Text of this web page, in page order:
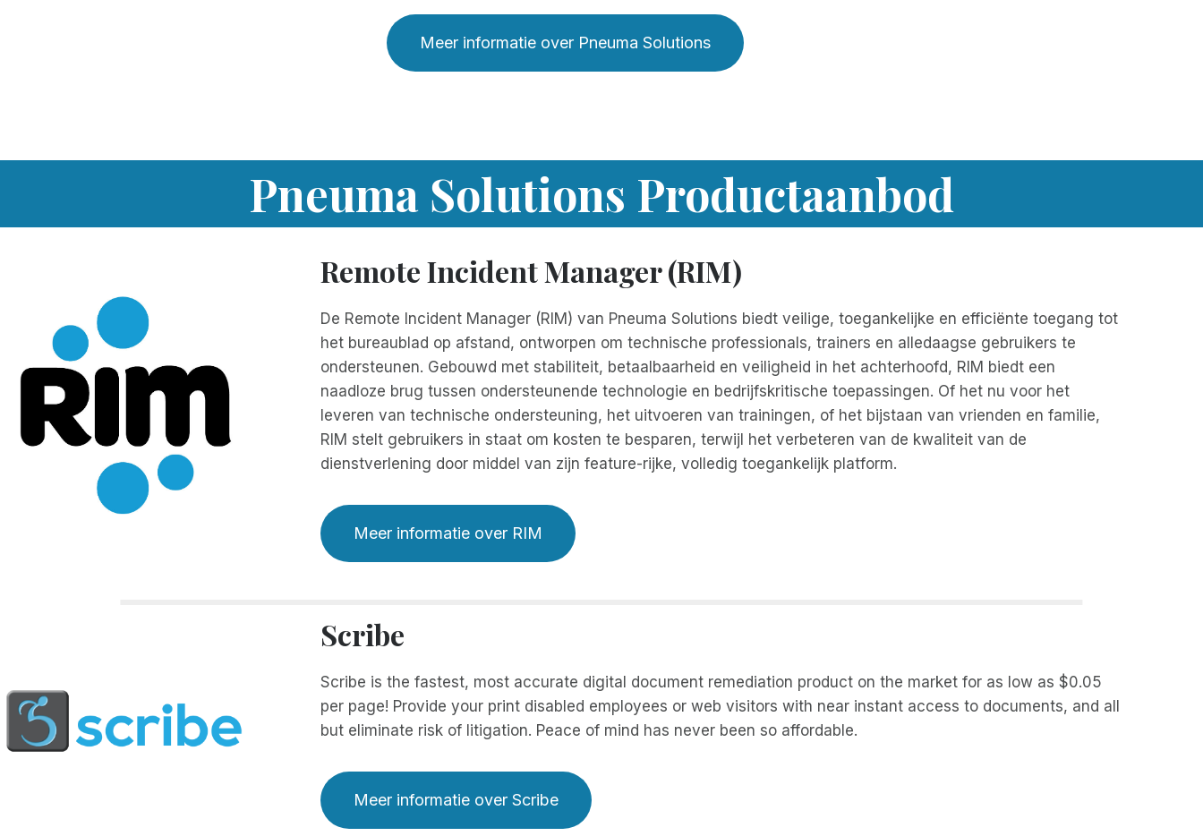
Meer informatie over Pneuma Solutions
Pneuma Solutions Productaanbod
Remote Incident Manager (RIM)
De Remote Incident Manager (RIM) van Pneuma Solutions biedt veilige, toegankelijke en efficiënte toegang tot
het bureaublad op afstand, ontworpen om technische professionals, trainers en alledaagse gebruikers te
ondersteunen. Gebouwd met stabiliteit, betaalbaarheid en veiligheid in het achterhoofd, RIM biedt een
naadloze brug tussen ondersteunende technologie en bedrijfskritische toepassingen. Of het nu voor het
leveren van technische ondersteuning, het uitvoeren van trainingen, of het bijstaan van vrienden en familie,
RIM stelt gebruikers in staat om kosten te besparen, terwijl het verbeteren van de kwaliteit van de
dienstverlening door middel van zijn feature-rijke, volledig toegankelijk platform.
Meer informatie over RIM
Scribe
Scribe is the fastest, most accurate digital document remediation product on the market for as low as $0.05
per page! Provide your print disabled employees or web visitors with near instant access to documents, and all
but eliminate risk of litigation. Peace of mind has never been so affordable.
Meer informatie over Scribe